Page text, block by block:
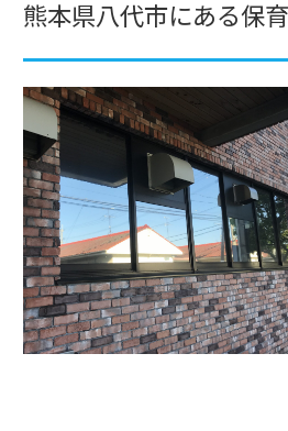
熊本県八代市にある保